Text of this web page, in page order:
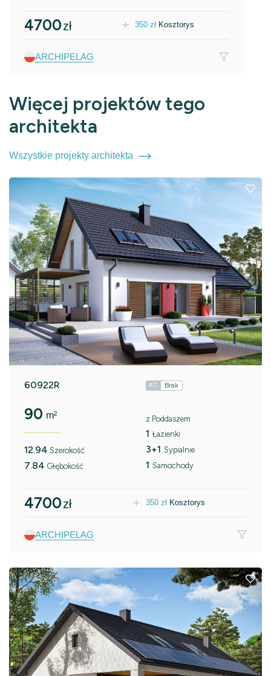
4700zł 350 zł Kosztorys
ARCHIPELAG
Więcej projektów tego
architekta
Wszystkie projekty architekta
60922R KC Brak
90 m²
12.94 Szerokość
7.84 Głębokość
z Poddaszem
1 Łazienki
3+1 Sypialnie
1 Samochody
4700zł 350 zł Kosztorys
ARCHIPELAG